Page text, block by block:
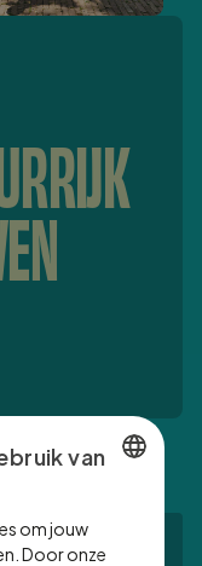
Inschrijven
ENGLISH
van
om jouw
Door onze